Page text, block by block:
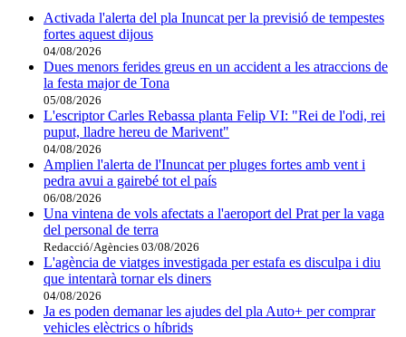
Activada l'alerta del pla Inuncat per la previsió de tempestes
fortes aquest dijous
04/08/2026
Dues menors ferides greus en un accident a les atraccions de
la festa major de Tona
05/08/2026
L'escriptor Carles Rebassa planta Felip VI: "Rei de l'odi, rei
puput, lladre hereu de Marivent"
04/08/2026
Amplien l'alerta de l'Inuncat per pluges fortes amb vent i
pedra avui a gairebé tot el país
06/08/2026
Una vintena de vols afectats a l'aeroport del Prat per la vaga
del personal de terra
Redacció/Agències 03/08/2026
L'agència de viatges investigada per estafa es disculpa i diu
que intentarà tornar els diners
04/08/2026
Ja es poden demanar les ajudes del pla Auto+ per comprar
vehicles elèctrics o híbrids